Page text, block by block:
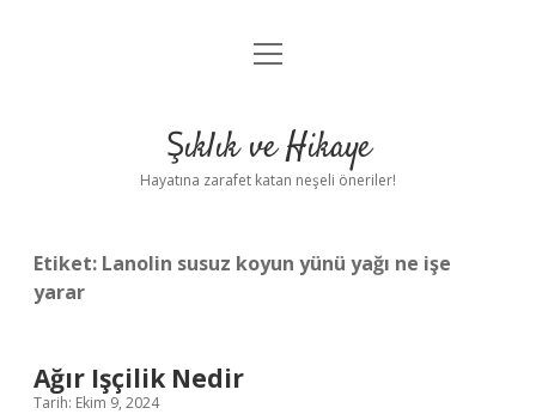
Anasayfa
Yasal Uyarı
menüyü
Şıklık ve Hikaye
Hayatına zarafet katan neşeli öneriler!
Etiket: Lanolin susuz koyun yünü yağı ne işe
yarar
Ağır Işçilik Nedir
Tarih: Ekim 9, 2024